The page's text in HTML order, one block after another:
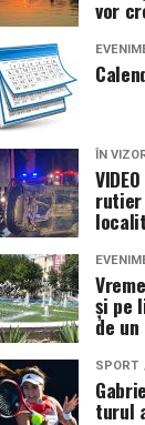
vor
ÎN
rutier
și pe
de un
SPORT
turul